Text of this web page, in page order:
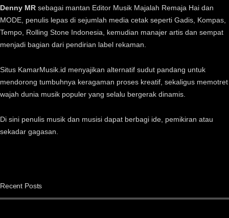
Denny MR sebagai mantan Editor Musik Majalah Remaja Hai dan
MODE, penulis lepas di sejumlah media cetak seperti Gadis, Kompas,
Tempo, Rolling Stone Indonesia, kemudian manajer artis dan sempat
menjadi bagian dari pendirian label rekaman.
Situs KamarMusik.id menyajikan alternatif sudut pandang untuk
mendorong tumbuhnya keragaman proses kreatif, sekaligus memotret
wajah dunia musik populer yang selalu bergerak dinamis.
Di sini penulis musik dan musisi dapat berbagi ide, pemikiran atau
sekadar gagasan.
Recent Posts